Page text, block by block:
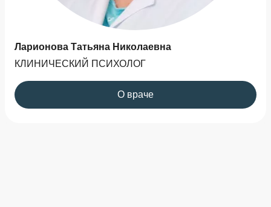
Ларионова Татьяна Николаевна
КЛИНИЧЕСКИЙ ПСИХОЛОГ
О враче